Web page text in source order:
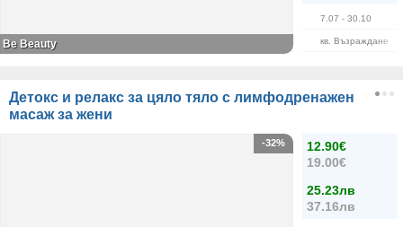
7.07 - 30.10
кв. Възраждане
Be Beauty
Детокс и релакс за цяло тяло с лимфодренажен
масаж за жени
12.90€
19.00€
25.23лв
37.16лв
-32%